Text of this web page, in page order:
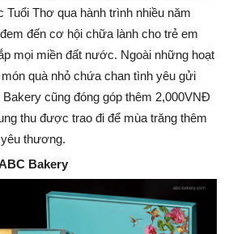
Thơ qua hành trình nhiều năm
đến cơ hội chữa lành cho trẻ em
mọi miền đất nước. Ngoài những hoạt
quà nhỏ chứa chan tình yêu gửi
cũng đóng góp thêm 2,000VNĐ
thu được trao đi để mùa trăng thêm
thương.
Bakery